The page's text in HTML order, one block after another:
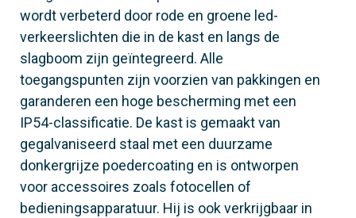
wordt verbeterd door rode en groene led-
verkeerslichten die in de kast en langs de
slagboom zijn geïntegreerd. Alle
toegangspunten zijn voorzien van pakkingen en
garanderen een hoge bescherming met een
IP54-classificatie. De kast is gemaakt van
gegalvaniseerd staal met een duurzame
donkergrijze poedercoating en is ontworpen
voor accessoires zoals fotocellen of
bedieningsapparatuur. Hij is ook verkrijgbaar in